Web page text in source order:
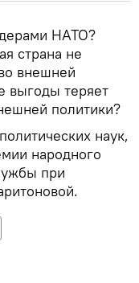
НАТО?
страна не
внешней
выгоды теряет
политики?
наук,
народного
при